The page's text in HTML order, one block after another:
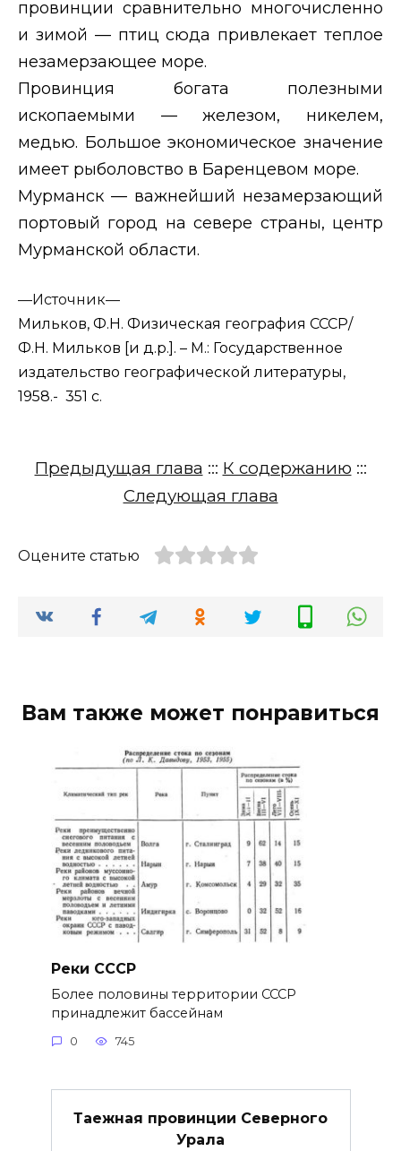
провинции сравнительно многочисленно
и зимой — птиц сюда привлекает теплое
незамерзающее море.
Провинция богата полезными
ископаемыми — железом, никелем,
медью. Большое экономическое значение
имеет рыболовство в Баренцевом море.
Мурманск — важнейший незамерзающий
портовый город на севере страны, центр
Мурманской области.
—Источник—
Мильков, Ф.Н. Физическая география СССР/
Ф.Н. Мильков [и д.р.]. – М.: Государственное
издательство географической литературы,
1958.- 351 с.
Предыдущая глава ::: К содержанию :::
Следующая глава
Оцените статью
Вам также может понравиться
Реки СССР
Более половины территории СССР
принадлежит бассейнам
0 745
Таежная провинции Северного
Урала